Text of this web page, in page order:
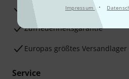
Impressum ·
Beratung durch Fachexperten
Zufriedenheitsgarantie
Europas größtes Versandlager
Service